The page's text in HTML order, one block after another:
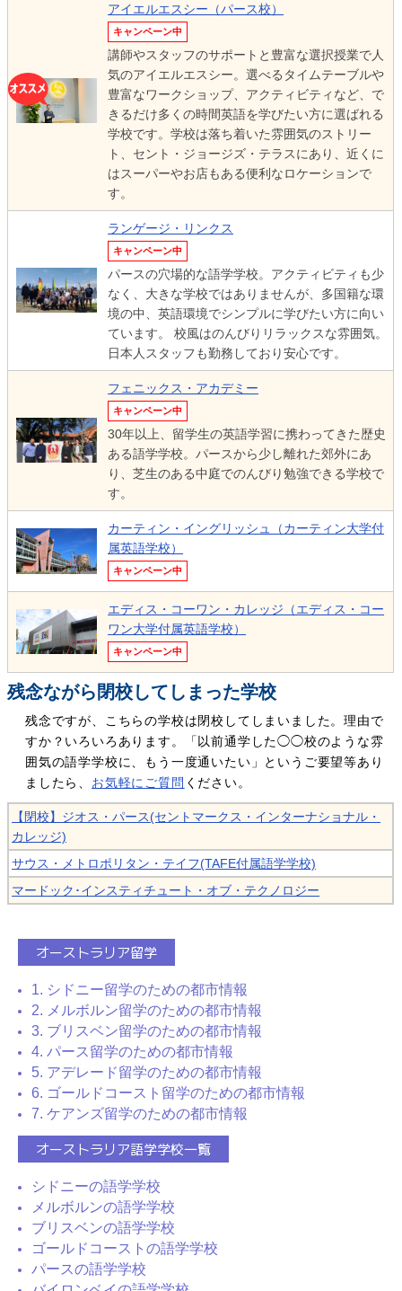
アイエルエスシー（パース校）
キャンペーン中
講師やスタッフのサポートと豊富な選択授業で人
気のアイエルエスシー。選べるタイムテーブルや
豊富なワークショップ、アクティビティなど、で
きるだけ多くの時間英語を学びたい方に選ばれる
学校です。学校は落ち着いた雰囲気のストリー
ト、セント・ジョージズ・テラスにあり、近くに
はスーパーやお店もある便利なロケーションで
す。
ランゲージ・リンクス
キャンペーン中
パースの穴場的な語学学校。アクティビティも少
なく、大きな学校ではありませんが、多国籍な環
境の中、英語環境でシンプルに学びたい方に向い
ています。 校風はのんびりリラックスな雰囲気。
日本人スタッフも勤務しており安心です。
フェニックス・アカデミー
キャンペーン中
30年以上、留学生の英語学習に携わってきた歴史
ある語学学校。パースから少し離れた郊外にあ
り、芝生のある中庭でのんびり勉強できる学校で
す。
カーティン・イングリッシュ（カーティン大学付
属英語学校）
キャンペーン中
エディス・コーワン・カレッジ（エディス・コー
ワン大学付属英語学校）
キャンペーン中
残念ながら閉校してしまった学校
残念ですが、こちらの学校は閉校してしまいました。理由で
すか？いろいろあります。「以前通学した◯◯校のような雰
囲気の語学学校に、もう一度通いたい」というご要望等あり
ましたら、 お気軽にご質問 ください。
【閉校】ジオス・パース(セントマークス・インターナショナル・
カレッジ)
サウス・メトロポリタン・テイフ(TAFE付属語学学校)
マードック･インスティチュート・オブ・テクノロジー
オーストラリア留学
1. シドニー留学のための都市情報
2. メルボルン留学のための都市情報
3. ブリスベン留学のための都市情報
4. パース留学のための都市情報
5. アデレード留学のための都市情報
6. ゴールドコースト留学のための都市情報
7. ケアンズ留学のための都市情報
オーストラリア語学学校一覧
シドニーの語学学校
メルボルンの語学学校
ブリスベンの語学学校
ゴールドコーストの語学学校
パースの語学学校